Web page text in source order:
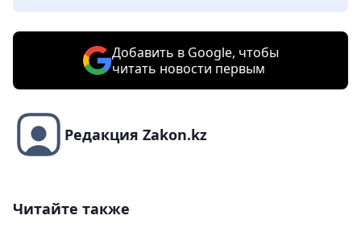
Добавить в Google, чтобы
читать новости первым
Редакция Zakon.kz
Читайте также